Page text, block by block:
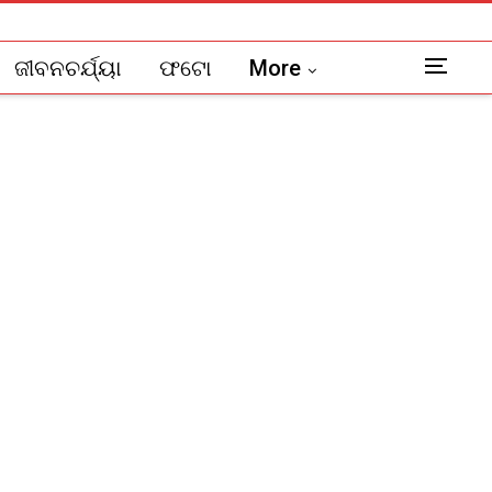
ଜୀବନଚର୍ଯ୍ୟା ଫଟୋ More